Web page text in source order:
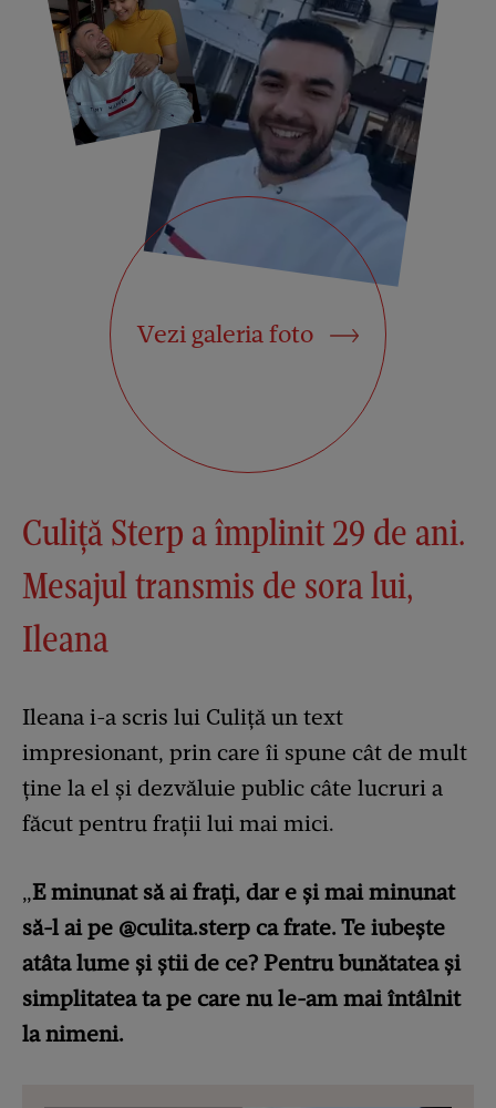
Vezi galeria foto
Culiță Sterp a împlinit 29 de ani.
Mesajul transmis de sora lui,
Ileana
Ileana i-a scris lui Culiță un text
impresionant, prin care îi spune cât de mult
ține la el și dezvăluie public câte lucruri a
făcut pentru frații lui mai mici.
„E minunat să ai frați, dar e și mai minunat
să-l ai pe @culita.sterp ca frate. Te iubește
atâta lume și știi de ce? Pentru bunătatea și
simplitatea ta pe care nu le-am mai întâlnit
la nimeni.